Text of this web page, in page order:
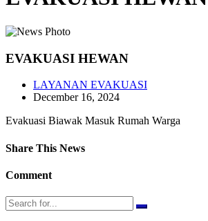
EVAKUASI HEWAN
LAYANAN EVAKUASI
December 16, 2024
Evakuasi Biawak Masuk Rumah Warga
Share This News
Comment